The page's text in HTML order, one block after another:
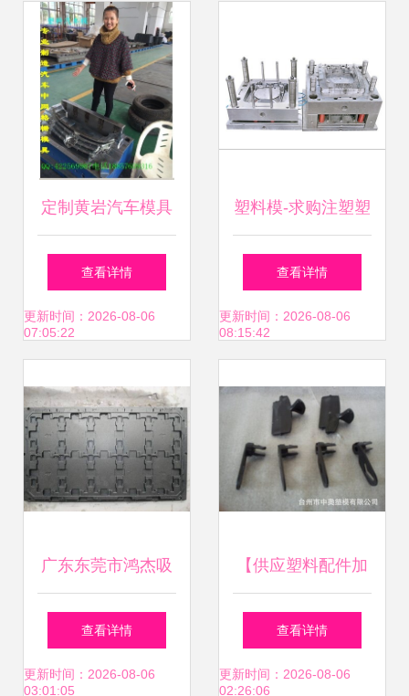
料开模、注塑模具
_机械及行业设备_
世界工厂网中国产
品信息库
中国产品信息库
定制黄岩汽车模具
制造生产,中国汽车
中控台注射塑料模
查看详情
更新时间：2026-08-06
07:05:22
塑料模-求购注塑塑
料模具-塑料模尽在
阿里巴巴-台州市黄
查看详情
更新时间：2026-08-06
08:15:42
广东东莞市鸿杰吸
塑模具加工厂
查看详情
更新时间：2026-08-06
03:01:05
【供应塑料配件加
工(定做各类塑料配
件)(图)】价格,厂
查看详情
更新时间：2026-08-06
02:26:06